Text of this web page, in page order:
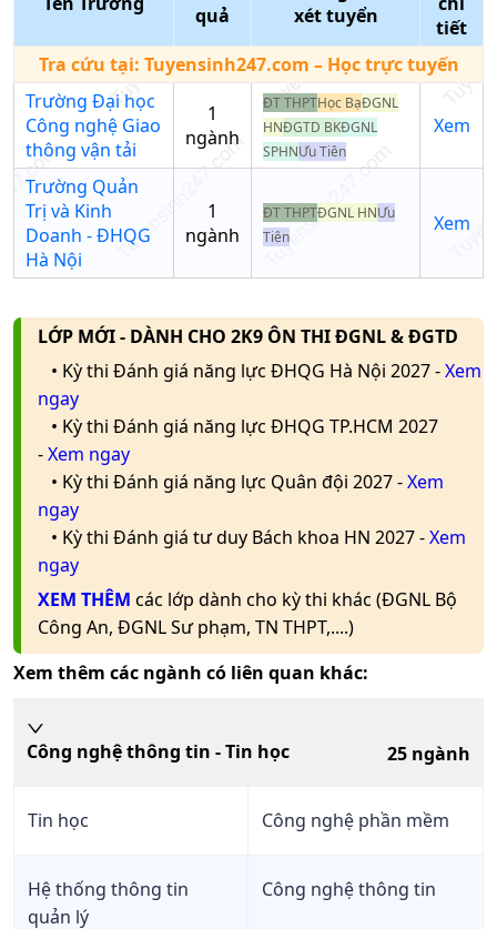
Phương thức xét tuyển
Chọn phương thức xét
tuyển
Trường học
Nhập tên trường/mã
trường
quả
xét tuyển
tiết
Tra cứu tại: Tuyensinh247.com – Học trực tuyến
Trường Đại học
Công nghệ Giao
thông vận tải
1
ngành
ĐT THPTHọc BạĐGNL
HNĐGTD BKĐGNL
SPHNƯu Tiên
Xem
Trường Quản
Trị và Kinh
Doanh - ĐHQG
Hà Nội
1
ngành
ĐT THPTĐGNL HNƯu
Tiên
Xem
LỚP MỚI - DÀNH CHO 2K9 ÔN THI ĐGNL & ĐGTD
• Kỳ thi Đánh giá năng lực ĐHQG Hà Nội 2027 -Xem
ngay
• Kỳ thi Đánh giá năng lực ĐHQG TP.HCM 2027
-Xem ngay
• Kỳ thi Đánh giá năng lực Quân đội 2027 -Xem
ngay
• Kỳ thi Đánh giá tư duy Bách khoa HN 2027 -Xem
ngay
XEM THÊM các lớp dành cho kỳ thi khác (ĐGNL Bộ
Công An, ĐGNL Sư phạm, TN THPT,....)
Xem thêm các ngành có liên quan khác:
Công nghệ thông tin - Tin học 25 ngành
Tin học Công nghệ phần mềm
Hệ thống thông tin
quản lý
Công nghệ thông tin